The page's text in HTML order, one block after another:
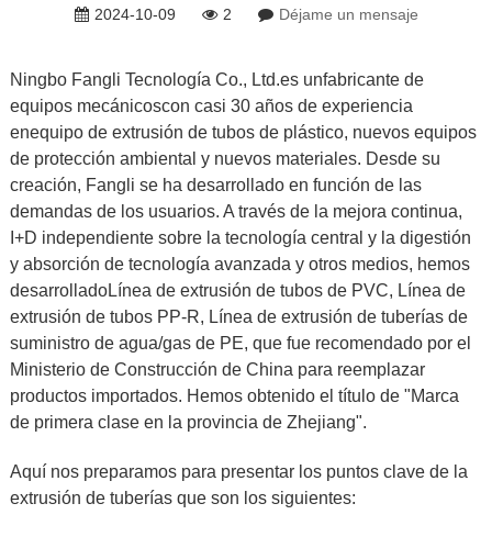
2024-10-09 2 Déjame un mensaje
Ningbo Fangli Tecnología Co., Ltd.es unfabricante de
equipos mecánicoscon casi 30 años de experiencia
enequipo de extrusión de tubos de plástico, nuevos equipos
de protección ambiental y nuevos materiales. Desde su
creación, Fangli se ha desarrollado en función de las
demandas de los usuarios. A través de la mejora continua,
I+D independiente sobre la tecnología central y la digestión
y absorción de tecnología avanzada y otros medios, hemos
desarrolladoLínea de extrusión de tubos de PVC, Línea de
extrusión de tubos PP-R, Línea de extrusión de tuberías de
suministro de agua/gas de PE, que fue recomendado por el
Ministerio de Construcción de China para reemplazar
productos importados. Hemos obtenido el título de "Marca
de primera clase en la provincia de Zhejiang".
Aquí nos preparamos para presentar los puntos clave de la
extrusión de tuberías que son los siguientes: